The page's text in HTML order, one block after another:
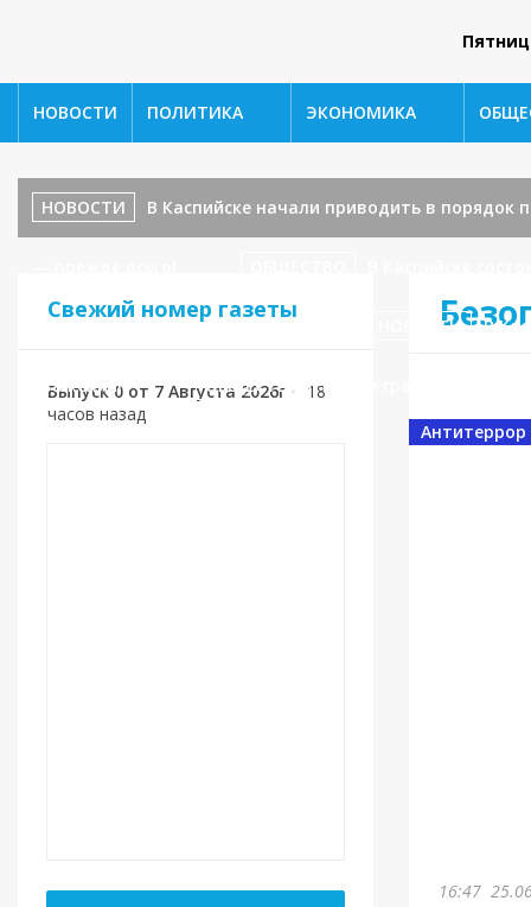
НОВОСТИ ПОЛИТИКА ЭКОНОМИКА
НОВОСТИ В Каспийске начали приводить в
ул. Ленина, 17 — завершаются! НОВОСТИ В
уважения!» ОБЩЕСТВО Приём граждан у
Свежий номер газеты
Выпуск 0 от 7 Августа 2026г • 18
часов назад
Антитеррор
16:47